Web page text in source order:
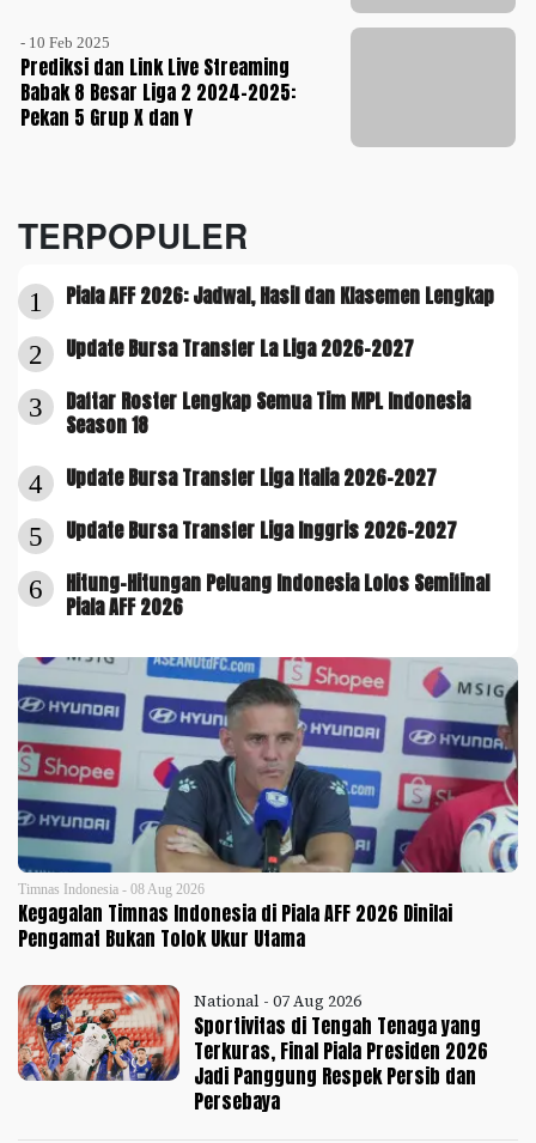
- 10 Feb 2025
Prediksi dan Link Live Streaming
Babak 8 Besar Liga 2 2024-2025:
Pekan 5 Grup X dan Y
TERPOPULER
1 Piala AFF 2026: Jadwal, Hasil dan Klasemen Lengkap
2 Update Bursa Transfer La Liga 2026-2027
3
Daftar Roster Lengkap Semua Tim MPL Indonesia
Season 18
4 Update Bursa Transfer Liga Italia 2026-2027
5 Update Bursa Transfer Liga Inggris 2026-2027
6
Hitung-Hitungan Peluang Indonesia Lolos Semifinal
Piala AFF 2026
Timnas Indonesia - 08 Aug 2026
Kegagalan Timnas Indonesia di Piala AFF 2026 Dinilai
Pengamat Bukan Tolok Ukur Utama
National - 07 Aug 2026
Sportivitas di Tengah Tenaga yang
Terkuras, Final Piala Presiden 2026
Jadi Panggung Respek Persib dan
Persebaya